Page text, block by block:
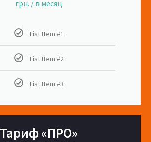
грн. / в месяц
List Item #1
List Item #2
List Item #3
Тариф «ПРО»